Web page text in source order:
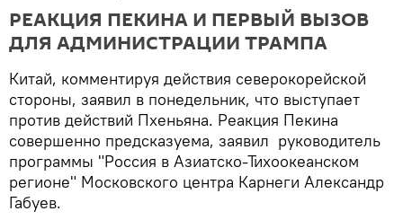
РЕАКЦИЯ ПЕКИНА И ПЕРВЫЙ ВЫЗОВ
ДЛЯ АДМИНИСТРАЦИИ ТРАМПА
Китай, комментируя действия северокорейской
стороны, заявил в понедельник, что выступает
против действий Пхеньяна. Реакция Пекина
совершенно предсказуема, заявил руководитель
программы "Россия в Азиатско-Тихоокеанском
регионе" Московского центра Карнеги Александр
Габуев.